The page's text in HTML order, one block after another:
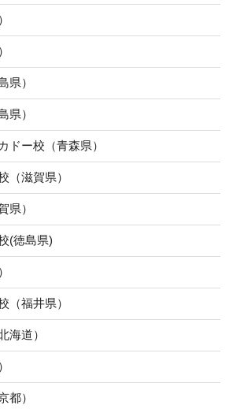
県）
県）
ドー校（青森県）
（滋賀県）
県）
(徳島県)
（福井県）
海道）
都）